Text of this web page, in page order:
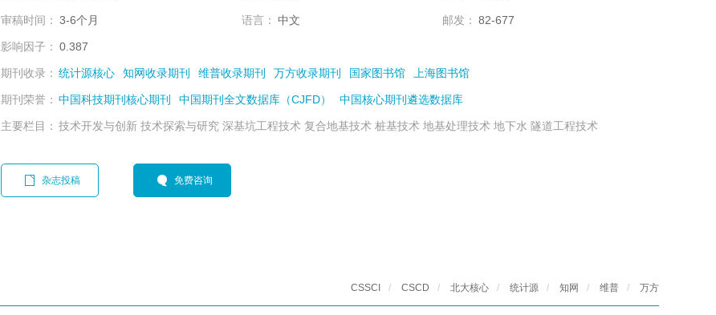
审稿时间： 3-6个月
影响因子： 0.387
语言： 中文 邮发： 82-677
期刊收录： 统计源核心 知网收录期刊 维普收录期刊 万方收录期刊 国家图书馆 上海图书馆
期刊荣誉： 中国科技期刊核心期刊 中国期刊全文数据库（CJFD） 中国核心期刊遴选数据库
主要栏目： 技术开发与创新 技术探索与研究 深基坑工程技术 复合地基技术 桩基技术 地基处理技术 地下水 隧道工程技术
杂志投稿 免费咨询
CSSCI / CSCD / 北大核心 / 统计源 / 知网 / 维普 / 万方